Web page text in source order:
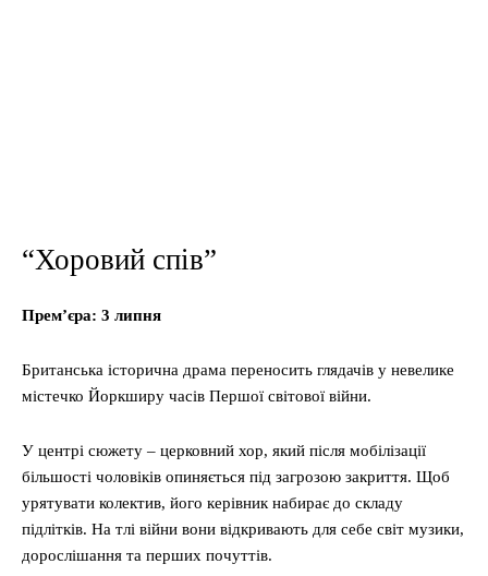
“Хоровий спів”
Прем’єра: 3 липня
Британська історична драма переносить глядачів у невелике
містечко Йоркширу часів Першої світової війни.
У центрі сюжету – церковний хор, який після мобілізації
більшості чоловіків опиняється під загрозою закриття. Щоб
урятувати колектив, його керівник набирає до складу
підлітків. На тлі війни вони відкривають для себе світ музики,
дорослішання та перших почуттів.